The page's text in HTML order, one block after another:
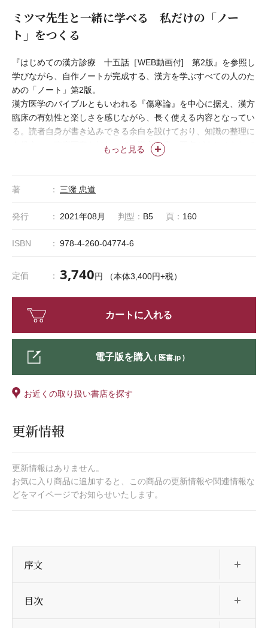
ミツマ先生と一緒に学べる 私だけの「ノー
ト」をつくる
もっと見る
『はじめての漢方診療 十五話［WEB動画付] 第2版』を参照し
学びながら、自作ノートが完成する、漢方を学ぶすべての人のた
めの「ノート」第2版。
漢方医学のバイブルともいわれる『傷寒論』を中心に据え、漢方
臨床の有効性と楽しさを感じながら、長く使える内容となってい
る。読者自身が書き込みできる余白を設けており、知識の整理に
も役立つ。臨床写真も加わって、漢方診療の要点がまとめられて
いるといっても過言ではない貴重な1冊。
著 三潴 忠道
発行 2021年08月 判型： B5 頁： 160
ISBN 978-4-260-04774-6
定価 3,740円 （本体3,400円+税）
カートに入れる
電子版を購入 ( 医書.jp )
お近くの取り扱い書店を探す
更新情報
更新情報はありません。
お気に入り商品に追加すると、この商品の更新情報や関連情報な
どをマイページでお知らせいたします。
序文
目次